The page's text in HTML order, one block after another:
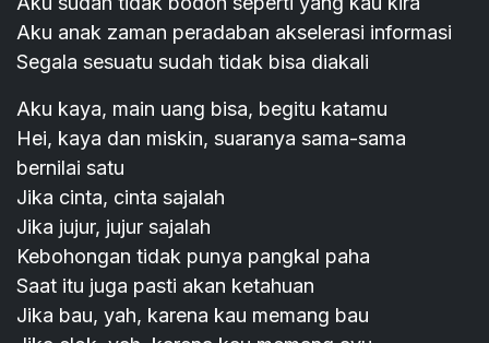
Aku anak zaman peradaban akselerasi informasi
Segala sesuatu sudah tidak bisa diakali
Aku kaya, main uang bisa, begitu katamu
Hei, kaya dan miskin, suaranya sama-sama
bernilai satu
Jika cinta, cinta sajalah
Jika jujur, jujur sajalah
Kebohongan tidak punya pangkal paha
Saat itu juga pasti akan ketahuan
Jika bau, yah, karena kau memang bau